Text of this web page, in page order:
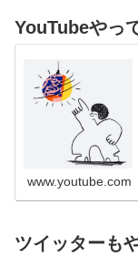
YouTubeやっ
www.youtube.com
ツイッターも